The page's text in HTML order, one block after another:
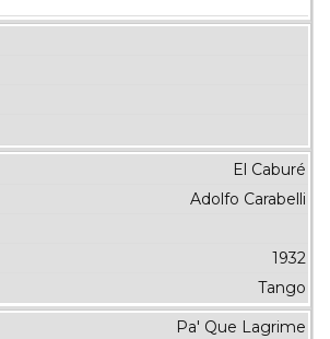
El Caburé
Adolfo Carabelli
1932
Tango
Pa' Que Lagrime